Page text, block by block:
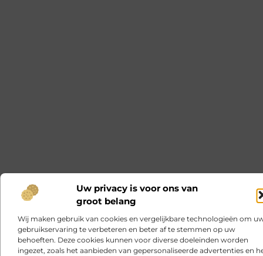
Uw privacy is voor ons van
groot belang
Wij maken gebruik van cookies en vergelijkbare technologieën om
gebruikservaring te verbeteren en beter af te stemmen op uw
behoeften. Deze cookies kunnen voor diverse doeleinden worden
ingezet, zoals het aanbieden van gepersonaliseerde advertenties en